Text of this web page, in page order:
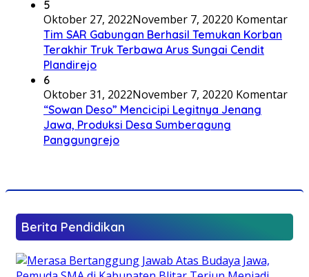
5
Oktober 27, 2022November 7, 20220 Komentar
Tim SAR Gabungan Berhasil Temukan Korban
Terakhir Truk Terbawa Arus Sungai Cendit
Plandirejo
6
Oktober 31, 2022November 7, 20220 Komentar
“Sowan Deso” Mencicipi Legitnya Jenang
Jawa, Produksi Desa Sumberagung
Panggungrejo
Berita Pendidikan